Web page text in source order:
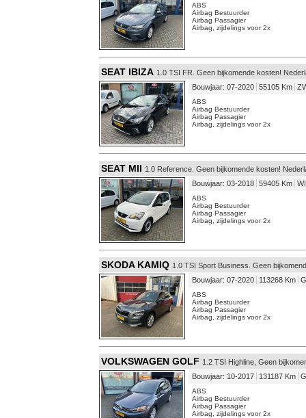
ABS
Airbag Bestuurder
Airbag Passagier
Airbag, zijdelings voor 2x
SEAT IBIZA 1.0 TSI FR. Geen bijkomende kosten!
Bouwjaar: 07-2020 55105 Km
ABS
Airbag Bestuurder
Airbag Passagier
Airbag, zijdelings voor 2x
SEAT MII 1.0 Reference. Geen bijkomende kosten!
Bouwjaar: 03-2018 59405 Km
ABS
Airbag Bestuurder
Airbag Passagier
Airbag, zijdelings voor 2x
SKODA KAMIQ 1.0 TSI Sport Business. Geen
Bouwjaar: 07-2020
113268 Km
ABS
Airbag Bestuurder
Airbag Passagier
Airbag, zijdelings voor 2x
VOLKSWAGEN GOLF 1.2 TSI Highline, Geen
Bouwjaar: 10-2017
131187 Km
ABS
Airbag Bestuurder
Airbag Passagier
Airbag, zijdelings voor 2x